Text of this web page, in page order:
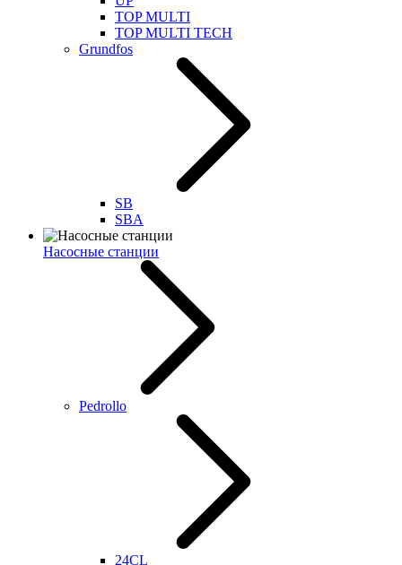
TOP MULTI
TOP MULTI TECH
Grundfos
SB
SBA
Насосные станции
Pedrollo
24CL